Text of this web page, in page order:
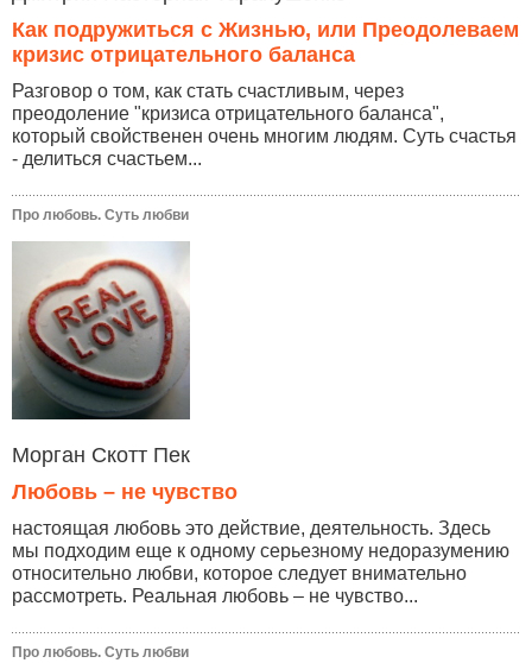
Как подружиться с Жизнью, или Преодолеваем
кризис отрицательного баланса
Разговор о том, как стать счастливым, через
преодоление "кризиса отрицательного баланса",
который свойственен очень многим людям. Суть счастья
- делиться счастьем...
Про любовь. Суть любви
Морган Скотт Пек
Любовь – не чувство
настоящая любовь это действие, деятельность. Здесь
мы подходим еще к одному серьезному недоразумению
относительно любви, которое следует внимательно
рассмотреть. Реальная любовь – не чувство...
Про любовь. Суть любви